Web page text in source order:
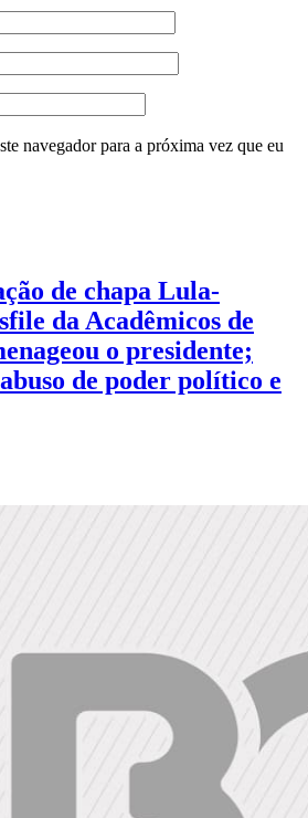
navegador para a próxima vez que eu
de chapa Lula-
da Acadêmicos de
o presidente;
de poder político e